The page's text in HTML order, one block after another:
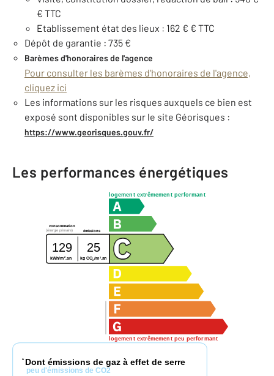
€ TTC
Etablissement état des lieux : 162 € € TTC
Dépôt de garantie : 735 €
Barèmes d'honoraires de l'agence
Pour consulter les barèmes d'honoraires de l'agence,
cliquez ici
Les informations sur les risques auxquels ce bien est
exposé sont disponibles sur le site Géorisques :
https://www.georisques.gouv.fr/
Les performances énergétiques
logement extrêmement performant
logement extrêmement peu performant
consommation
émissions
(énergie primaire)
129 25
kWh/m 2 .an kg CO2/m2.an
* Dont émissions de gaz à effet de serre
peu d'émissions de CO2